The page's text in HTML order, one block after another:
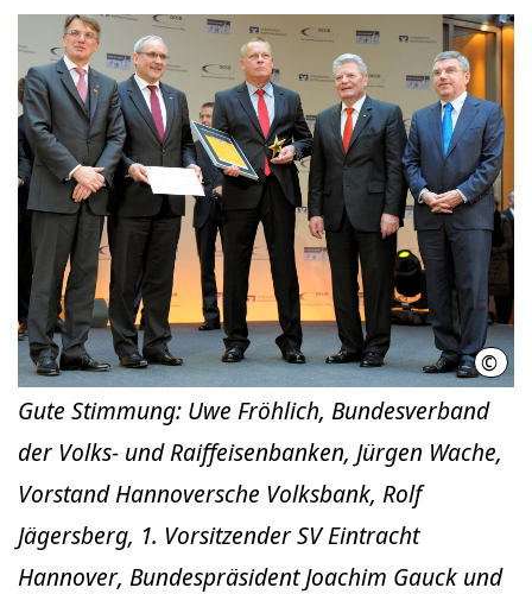
© Kai
Gute Stimmung: Uwe Fröhlich, Bundesverband
der Volks- und Raiffeisenbanken, Jürgen Wache,
Vorstand Hannoversche Volksbank, Rolf
Jägersberg, 1. Vorsitzender SV Eintracht
Hannover, Bundespräsident Joachim Gauck und